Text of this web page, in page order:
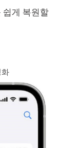
쉽게 복원할
화